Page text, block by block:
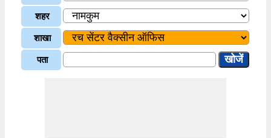
शहर
शाखा
पता